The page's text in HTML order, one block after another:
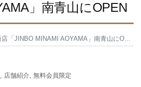
」南青山にOPEN
「JINBO MINAMI AOYAMA」南青山にOPEN
, 店舗紹介, 無料会員限定